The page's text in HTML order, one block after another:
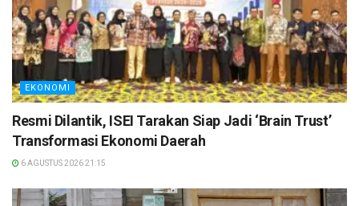
EKONOMI
Resmi Dilantik, ISEI Tarakan Siap Jadi ‘Brain Trust’
Transformasi Ekonomi Daerah
6 AGUSTUS 2026 21:15